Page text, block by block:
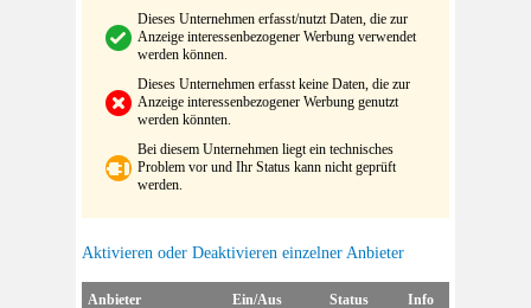
Dieses Unternehmen erfasst/nutzt Daten, die zur
Anzeige interessenbezogener Werbung verwendet
werden können.
Dieses Unternehmen erfasst keine Daten, die zur
Anzeige interessenbezogener Werbung genutzt
werden könnten.
Bei diesem Unternehmen liegt ein technisches
Problem vor und Ihr Status kann nicht geprüft
werden.